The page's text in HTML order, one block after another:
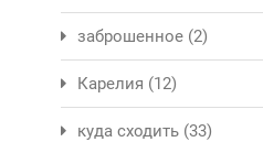
заброшенное (2)
Карелия (12)
куда сходить (33)